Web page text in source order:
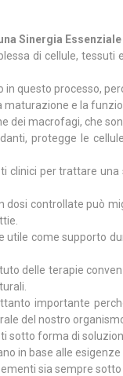
Sinergia
di cellule,
in questo processo,
maturazione e la
dei macrofagi, che
protegge le
clinici per trattare
dosi controllate può
come supporto
delle terapie
importante
del nostro
sotto forma di
in base alle
sia sempre